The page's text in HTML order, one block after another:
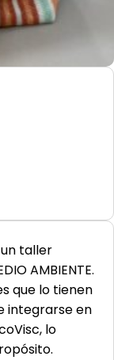
taller
AMBIENTE.
que lo tienen
integrarse en
lo